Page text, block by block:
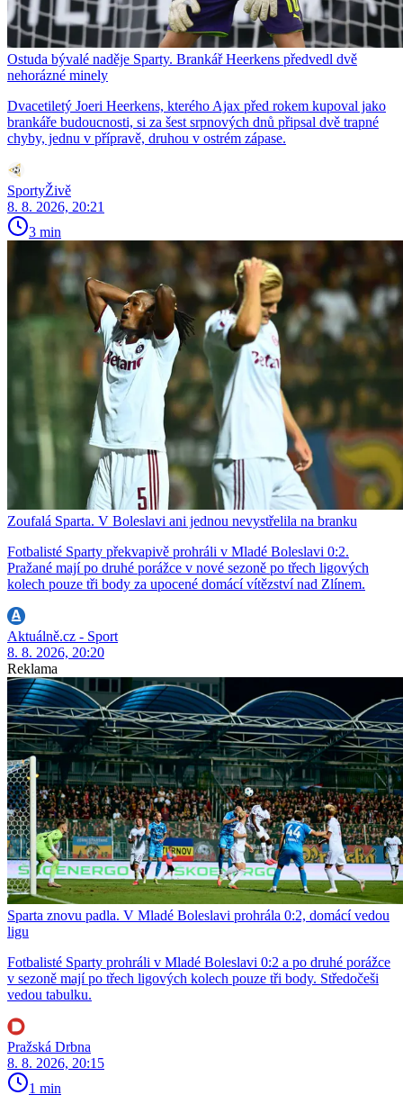
Ostuda bývalé naděje Sparty. Brankář Heerkens předvedl dvě
nehorázné minely
Dvacetiletý Joeri Heerkens, kterého Ajax před rokem kupoval jako
brankáře budoucnosti, si za šest srpnových dnů připsal dvě trapné
chyby, jednu v přípravě, druhou v ostrém zápase.
SportyŽivě
8. 8. 2026, 20:21
3 min
Zoufalá Sparta. V Boleslavi ani jednou nevystřelila na branku
Fotbalisté Sparty překvapivě prohráli v Mladé Boleslavi 0:2.
Pražané mají po druhé porážce v nové sezoně po třech ligových
kolech pouze tři body za upocené domácí vítězství nad Zlínem.
Aktuálně.cz - Sport
8. 8. 2026, 20:20
Reklama
Sparta znovu padla. V Mladé Boleslavi prohrála 0:2, domácí vedou
ligu
Fotbalisté Sparty prohráli v Mladé Boleslavi 0:2 a po druhé porážce
v sezoně mají po třech ligových kolech pouze tři body. Středočeši
vedou tabulku.
Pražská Drbna
8. 8. 2026, 20:15
1 min